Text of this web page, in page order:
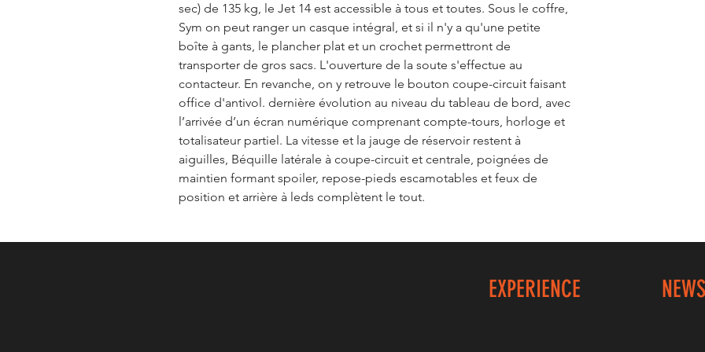
sec) de 135 kg, le Jet 14 est accessible à tous et toutes. Sous le coffre,
Sym on peut ranger un casque intégral, et si il n'y a qu'une petite
boîte à gants, le plancher plat et un crochet permettront de
transporter de gros sacs. L'ouverture de la soute s'effectue au
contacteur. En revanche, on y retrouve le bouton coupe-circuit faisant
office d'antivol. dernière évolution au niveau du tableau de bord, avec
l’arrivée d’un écran numérique comprenant compte-tours, horloge et
totalisateur partiel. La vitesse et la jauge de réservoir restent à
aiguilles, Béquille latérale à coupe-circuit et centrale, poignées de
maintien formant spoiler, repose-pieds escamotables et feux de
position et arrière à leds complètent le tout.
EXPERIENCE